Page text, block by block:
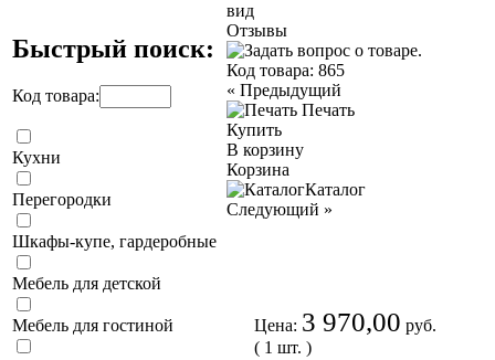
Быстрый поиск:
Код товара:
Кухни
Перегородки
Шкафы-купе, гардеробные
Мебель для детской
Мебель для гостиной
вид
Отзывы
Код товара: 865
« Предыдущий
Печать
Купить
В корзину
Корзина
Каталог
Следующий »
Цена: 3 970,00 руб.
( 1 шт. )